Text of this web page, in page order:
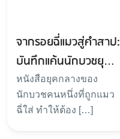
จากรอยฉี่แมวสู่คำสาป:
บันทึกแค้นนักบวชยุค
กลาง
หนังสือยุคกลางของ
นักบวชคนหนึ่งที่ถูกแมว
ฉี่ใส่ ทำให้ต้อง […]